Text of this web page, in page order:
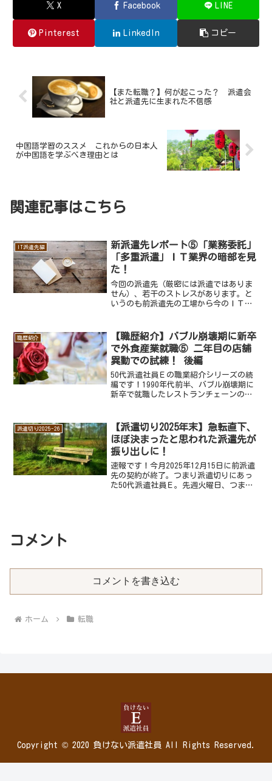
X Facebook LINE
Pinterest LinkedIn コピー
【また転職？】何が起こった？ 派遣会
社と派遣先に生まれた不信感
中国語学習のススメ これからの日本人
が中国語を学ぶべき理由とは
関連記事はこちら
IT派遣先編
新派遣先レポート⑤「業務委託」
「多重派遣」ＩＴ業界の暗部を見
た！
今回の派遣先（厳密には派遣ではありま
せん）、若干のストレスがあります。と
いうのも前派遣先の工場から今のＩＴ系
が、ようやくわかってきたのはＩＴ業界
の独特な働き方です。しかも...
職歴紹介
【職歴紹介】バブル崩壊期に新卒
で外食産業就職⑤ 二年目の店舗
異動での試練！ 後編
50代派遣社員Ｅの職業紹介シリーズの続
編です！1990年代前半、バブル崩壊期に
新卒で就職したレストランチェーンの会
活時代からの憧れだった大店長の指導の
下で着実な成長を遂...
派遣切り2025-26
【派遣切り2025年末】急転直下、
ほぼ決まったと思われた派遣先が
振り出しに！
速報です！今月2025年12月15日に前派遣
先の契約が終了。つまり派遣切りにあっ
た50代派遣社員Ｅ。先週火曜日、つまり
コメント
コメントを書き込む
ホーム 転職
Copyright © 2020 負けない派遣社員 All Rights Reserved.